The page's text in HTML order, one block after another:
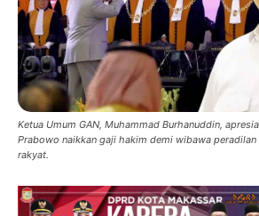
Ketua Umum GAN, Muhammad Burhanuddin,
Prabowo naikkan gaji hakim demi wibawa peradilan
rakyat.